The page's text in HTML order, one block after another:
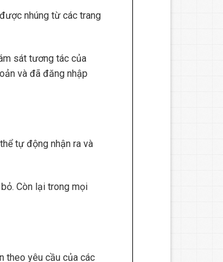
nhúng từ các trang
sát tương tác của
và đã đăng nhập
tự động nhận ra và
Còn lại trong mọi
theo yêu cầu của các